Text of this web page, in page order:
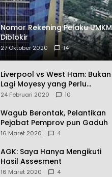
Nomor Rekening Pelaku UMKM
Diblokir
27 Oktober 2020 14
Liverpool vs West Ham: Bukan
Lagi Moyesy yang Perlu
Ditakuti
24 Februari 2020 10
Wagub Berontak, Pelantikan
Pejabat Pemprov pun Gaduh
16 Maret 2020 4
AGK: Saya Hanya Mengikuti
Hasil Assesment
16 Maret 2020 4